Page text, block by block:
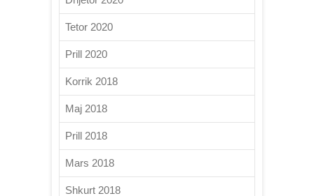
Tetor 2020
Prill 2020
Korrik 2018
Maj 2018
Prill 2018
Mars 2018
Shkurt 2018